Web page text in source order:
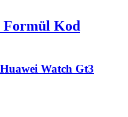
Formül Kod
Huawei Watch Gt3